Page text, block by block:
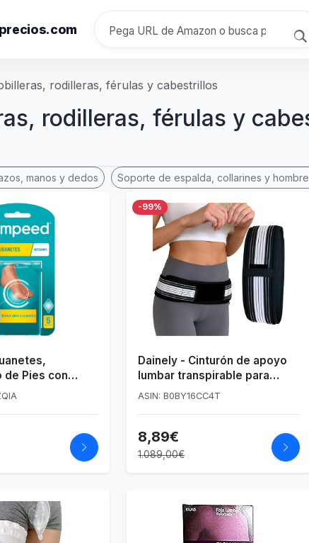
rodilleras, férulas y cabestrillos
rodilleras, férulas y
manos y dedos Soporte de espalda, collarines y
de Pies con
-99%
Dainely - Cinturón de apoyo
lumbar transpirable para
mujeres y hombres, cintura -
Lumbar
ASIN: B0BY16CC4T
8,89€
1.089,00€